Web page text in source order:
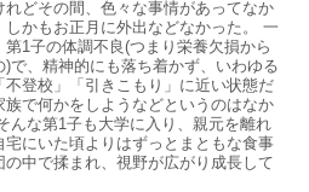
れどその間、色々な事情があってなか
しかもお正月に外出などなかった。 一
第1子の体調不良(つまり栄養欠損から
)で、精神的にも落ち着かず、いわゆる
不登校」「引きこもり」に近い状態だ
族で何かをしようなどというのはなか
んな第1子も大学に入り、親元を離れ
宅にいた頃よりはずっとまともな食事
の中で揉まれ、視野が広がり成長して